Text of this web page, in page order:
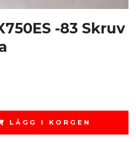
-83 Skruv
LÄGG I KORGEN